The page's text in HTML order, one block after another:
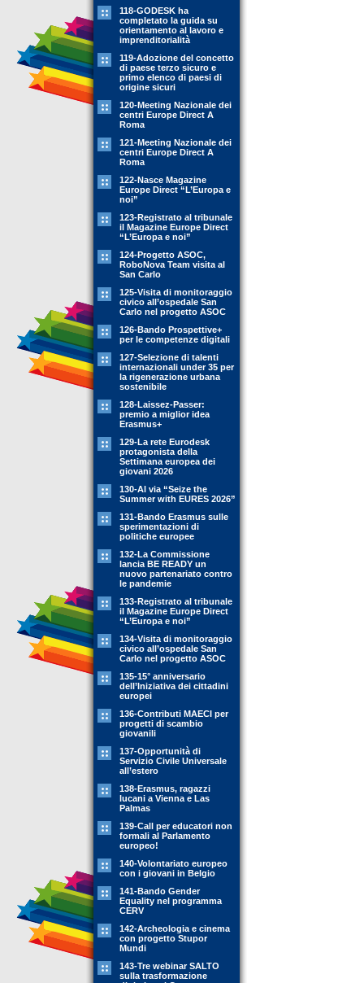
118-GODESK ha
completato la guida su
orientamento al lavoro e
imprenditorialità
119-Adozione del concetto
di paese terzo sicuro e
primo elenco di paesi di
origine sicuri
120-Meeting Nazionale dei
centri Europe Direct A
Roma
121-Meeting Nazionale dei
centri Europe Direct A
Roma
122-Nasce Magazine
Europe Direct “L’Europa e
noi”
123-Registrato al tribunale
il Magazine Europe Direct
“L’Europa e noi”
124-Progetto ASOC,
RoboNova Team visita al
San Carlo
125-Visita di monitoraggio
civico all’ospedale San
Carlo nel progetto ASOC
126-Bando Prospettive+
per le competenze digitali
127-Selezione di talenti
internazionali under 35 per
la rigenerazione urbana
sostenibile
128-Laissez-Passer:
premio a miglior idea
Erasmus+
129-La rete Eurodesk
protagonista della
Settimana europea dei
giovani 2026
130-Al via “Seize the
Summer with EURES 2026”
131-Bando Erasmus sulle
sperimentazioni di
politiche europee
132-La Commissione
lancia BE READY un
nuovo partenariato contro
le pandemie
133-Registrato al tribunale
il Magazine Europe Direct
“L’Europa e noi”
134-Visita di monitoraggio
civico all’ospedale San
Carlo nel progetto ASOC
135-15° anniversario
dell’Iniziativa dei cittadini
europei
136-Contributi MAECI per
progetti di scambio
giovanili
137-Opportunità di
Servizio Civile Universale
all’estero
138-Erasmus, ragazzi
lucani a Vienna e Las
Palmas
139-Call per educatori non
formali al Parlamento
europeo!
140-Volontariato europeo
con i giovani in Belgio
141-Bando Gender
Equality nel programma
CERV
142-Archeologia e cinema
con progetto Stupor
Mundi
143-Tre webinar SALTO
sulla trasformazione